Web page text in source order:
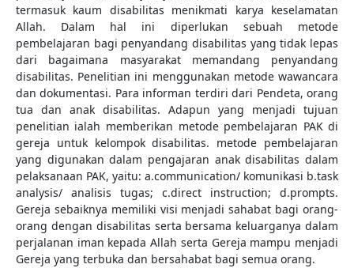
termasuk kaum disabilitas menikmati karya keselamatan
Allah. Dalam hal ini diperlukan sebuah metode
pembelajaran bagi penyandang disabilitas yang tidak lepas
dari bagaimana masyarakat memandang penyandang
disabilitas. Penelitian ini menggunakan metode wawancara
dan dokumentasi. Para informan terdiri dari Pendeta, orang
tua dan anak disabilitas. Adapun yang menjadi tujuan
penelitian ialah memberikan metode pembelajaran PAK di
gereja untuk kelompok disabilitas. metode pembelajaran
yang digunakan dalam pengajaran anak disabilitas dalam
pelaksanaan PAK, yaitu: a.communication/ komunikasi b.task
analysis/ analisis tugas; c.direct instruction; d.prompts.
Gereja sebaiknya memiliki visi menjadi sahabat bagi orang-
orang dengan disabilitas serta bersama keluarganya dalam
perjalanan iman kepada Allah serta Gereja mampu menjadi
Gereja yang terbuka dan bersahabat bagi semua orang.